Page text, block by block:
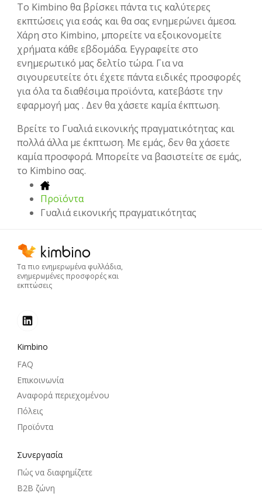
Το Kimbino θα βρίσκει πάντα τις καλύτερες
εκπτώσεις για εσάς και θα σας ενημερώνει άμεσα.
Χάρη στο Kimbino, μπορείτε να εξοικονομείτε
χρήματα κάθε εβδομάδα. Εγγραφείτε στο
ενημερωτικό μας δελτίο τώρα. Για να
σιγουρευτείτε ότι έχετε πάντα ειδικές προσφορές
για όλα τα διαθέσιμα προϊόντα, κατεβάστε την
εφαρμογή μας . Δεν θα χάσετε καμία έκπτωση.
Βρείτε το Γυαλιά εικονικής πραγματικότητας και
πολλά άλλα με έκπτωση. Με εμάς, δεν θα χάσετε
καμία προσφορά. Μπορείτε να βασιστείτε σε εμάς,
το Kimbino σας.
Προϊόντα
Γυαλιά εικονικής πραγματικότητας
Τα πιο ενημερωμένα φυλλάδια,
ενημερωμένες προσφορές και
εκπτώσεις
Kimbino
FAQ
Επικοινωνία
Αναφορά περιεχομένου
Πόλεις
Προϊόντα
Συνεργασία
Πώς να διαφημίζετε
B2B ζώνη